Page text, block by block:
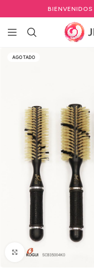
Inicio Salones de Belleza
AGOTADO
Clic para ampliar